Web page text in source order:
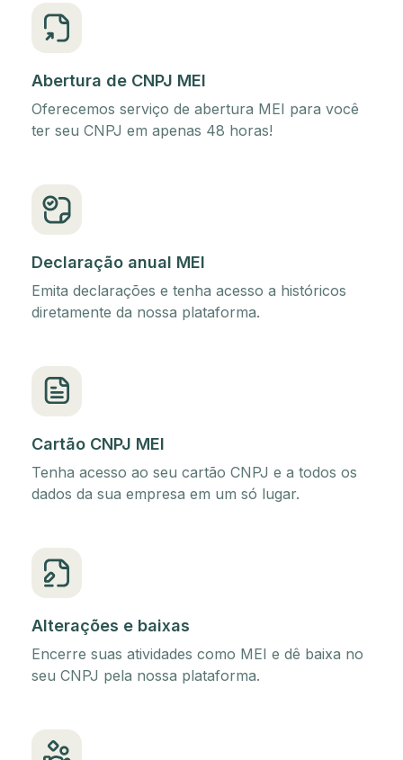
Abertura de CNPJ MEI
Oferecemos serviço de abertura MEI para você
ter seu CNPJ em apenas 48 horas!
Declaração anual MEI
Emita declarações e tenha acesso a históricos
diretamente da nossa plataforma.
Cartão CNPJ MEI
Tenha acesso ao seu cartão CNPJ e a todos os
dados da sua empresa em um só lugar.
Alterações e baixas
Encerre suas atividades como MEI e dê baixa no
seu CNPJ pela nossa plataforma.